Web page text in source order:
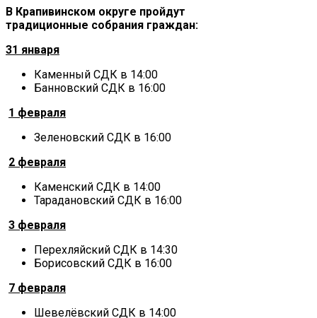
В Крапивинском округе пройдут
традиционные собрания граждан:
31 января
Каменный СДК в 14:00
Банновский СДК в 16:00
1 февраля
Зеленовский СДК в 16:00
2 февраля
Каменский СДК в 14:00
Тарадановский СДК в 16:00
3 февраля
Перехляйский СДК в 14:30
Борисовский СДК в 16:00
7 февраля
Шевелёвский СДК в 14:00